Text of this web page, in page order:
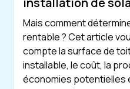
Mais comment
rentable ? Cet article
compte la surface de
installable, le coût, la
économies potentielles